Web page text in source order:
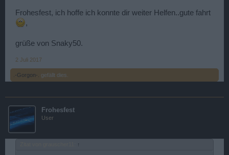
Frohesfest, ich hoffe ich konnte dir weiter Helfen..gute fahrt
,
grüße von Snaky50.
2 Juli 2017
.-Gorgon-. gefällt dies.
Frohesfest
User
↑